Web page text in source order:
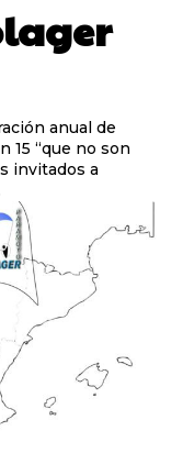
anual de
15 “que no son
invitados a